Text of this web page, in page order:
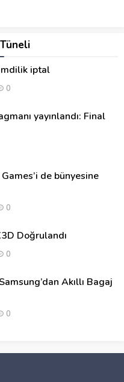
iptal
0
yayınlandı: Final
de bünyesine
0
Doğrulandı
0
Akıllı Bagaj
0